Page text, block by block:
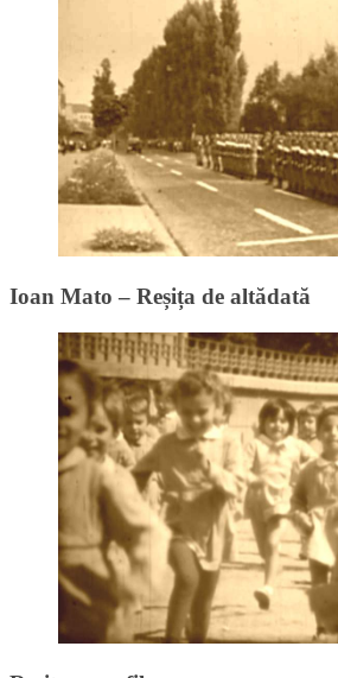
Ioan Mato – Reșița de altădată